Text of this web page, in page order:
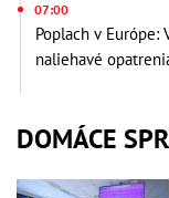
07:00
Poplach v
naliehavé
DOMÁCE